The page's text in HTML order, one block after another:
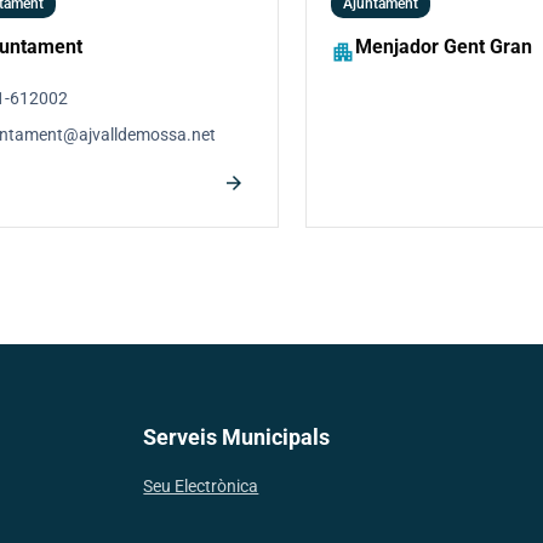
612002
arrow_forward
Ajuntament
apartmentMenjador Gent Gran
Serveis Municipals
Seu Electrònica